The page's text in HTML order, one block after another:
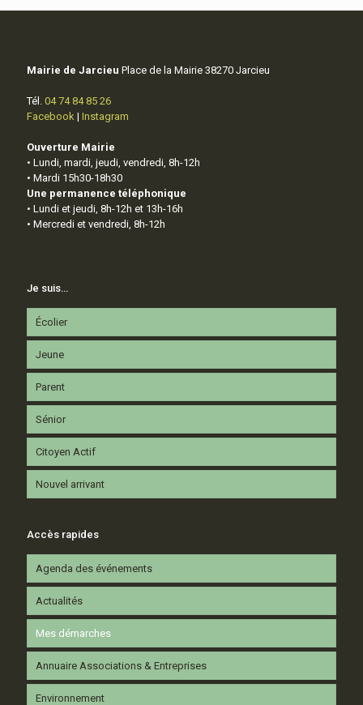
Mairie de Jarcieu Place de la Mairie 38270 Jarcieu
Tél. 04 74 84 85 26
Facebook | Instagram
Ouverture Mairie
• Lundi, mardi, jeudi, vendredi, 8h-12h
• Mardi 15h30-18h30
Une permanence téléphonique
• Lundi et jeudi, 8h-12h et 13h-16h
• Mercredi et vendredi, 8h-12h
Je suis…
Écolier
Jeune
Parent
Sénior
Citoyen Actif
Nouvel arrivant
Accès rapides
Agenda des événements
Actualités
Mes démarches
Annuaire Associations & Entreprises
Environnement